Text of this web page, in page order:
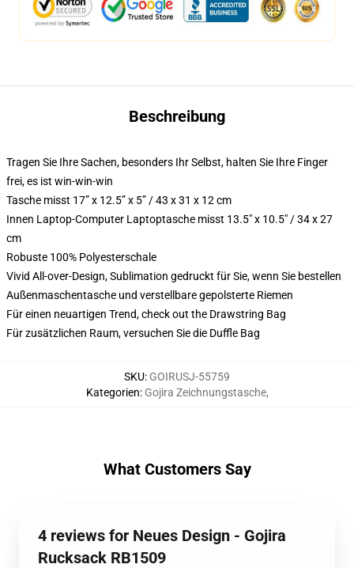
Beschreibung
Tragen Sie Ihre Sachen, besonders Ihr Selbst, halten Sie Ihre Finger
frei, es ist win-win-win
Tasche misst 17” x 12.5” x 5” / 43 x 31 x 12 cm
Innen Laptop-Computer Laptoptasche misst 13.5" x 10.5" / 34 x 27
cm
Robuste 100% Polyesterschale
Vivid All-over-Design, Sublimation gedruckt für Sie, wenn Sie bestellen
Außenmaschentasche und verstellbare gepolsterte Riemen
Für einen neuartigen Trend, check out the Drawstring Bag
Für zusätzlichen Raum, versuchen Sie die Duffle Bag
SKU: GOIRUSJ-55759
Kategorien: Gojira Zeichnungstasche,
What Customers Say
4 reviews for Neues Design - Gojira
Rucksack RB1509